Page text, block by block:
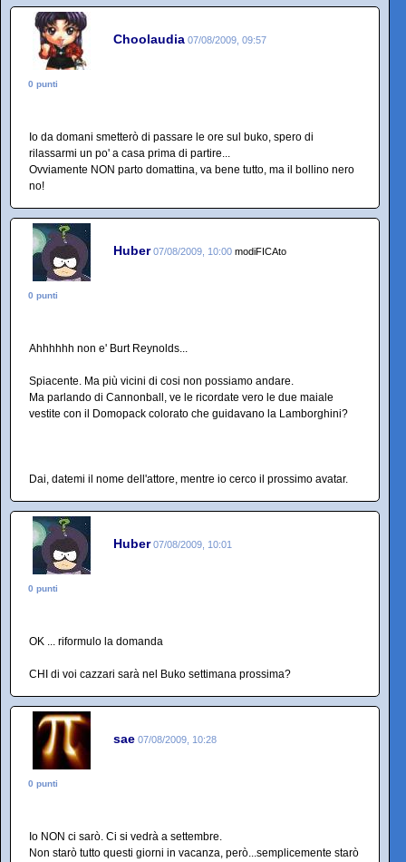
Choolaudia 07/08/2009, 09:57
0 punti
Io da domani smetterò di passare le ore sul buko, spero di
rilassarmi un po' a casa prima di partire...
Ovviamente NON parto domattina, va bene tutto, ma il bollino nero
no!
Huber 07/08/2009, 10:00 modiFICAto
0 punti
Ahhhhhh non e' Burt Reynolds...
Spiacente. Ma più vicini di cosi non possiamo andare.
Ma parlando di Cannonball, ve le ricordate vero le due maiale
vestite con il Domopack colorato che guidavano la Lamborghini?
Dai, datemi il nome dell'attore, mentre io cerco il prossimo avatar.
Huber 07/08/2009, 10:01
0 punti
OK ... riformulo la domanda
CHI di voi cazzari sarà nel Buko settimana prossima?
sae 07/08/2009, 10:28
0 punti
Io NON ci sarò. Ci si vedrà a settembre.
Non starò tutto questi giorni in vacanza, però...semplicemente starò